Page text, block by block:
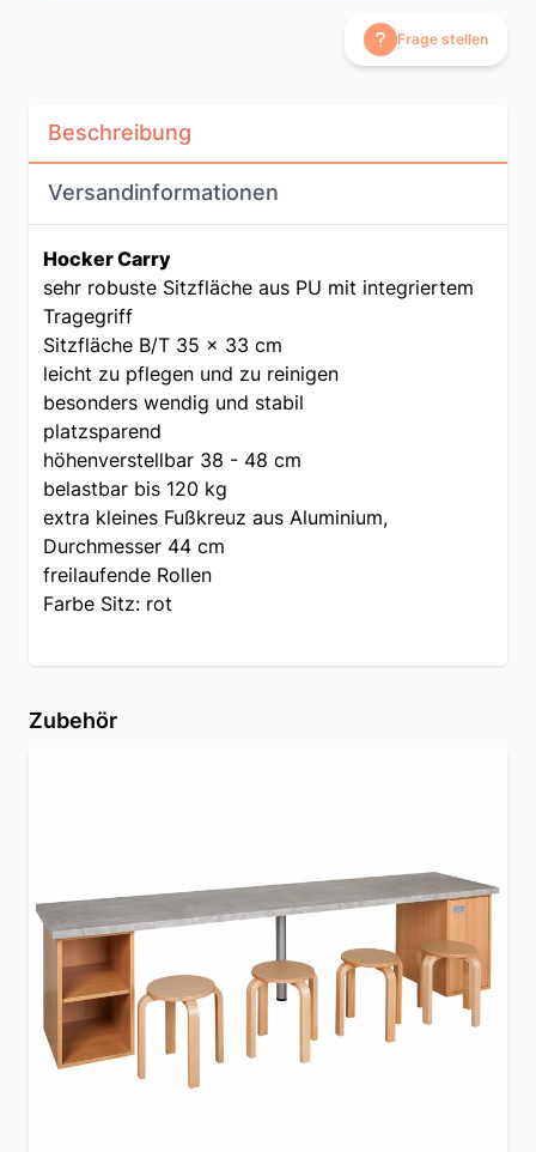
Frage stellen
Beschreibung
Versandinformationen
Hocker Carry
sehr robuste Sitzfläche aus PU mit integriertem
Tragegriff
Sitzfläche B/T 35 x 33 cm
leicht zu pflegen und zu reinigen
besonders wendig und stabil
platzsparend
höhenverstellbar 38 - 48 cm
belastbar bis 120 kg
extra kleines Fußkreuz aus Aluminium,
Durchmesser 44 cm
freilaufende Rollen
Farbe Sitz: rot
Zubehör